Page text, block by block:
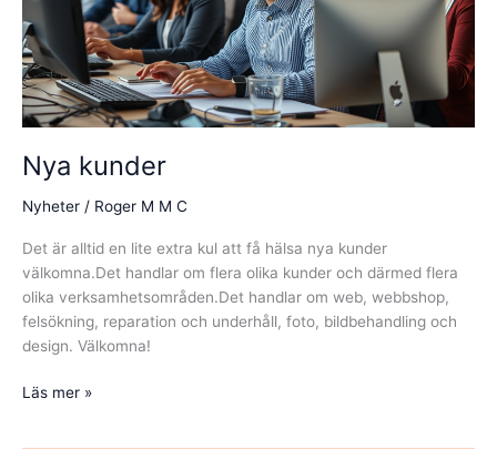
Nya kunder
Nyheter / Roger M M C
Det är alltid en lite extra kul att få hälsa nya kunder
välkomna.Det handlar om flera olika kunder och därmed flera
olika verksamhetsområden.Det handlar om web, webbshop,
felsökning, reparation och underhåll, foto, bildbehandling och
design. Välkomna!
Nya
Läs mer »